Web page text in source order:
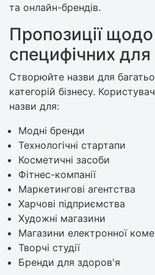
та онлайн-брендів.
Пропозиції
специфічних для
Створюйте назви для
категорій бізнесу.
назви для:
Модні бренди
Технологічні стартапи
Косметичні засоби
Фітнес-компанії
Маркетингові агентства
Харчові підприємства
Художні магазини
Магазини електронної
Творчі студії
Бренди для здоров'я